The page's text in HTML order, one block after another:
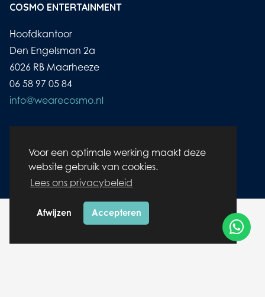
Voor een optimale werking maakt deze
website gebruik van cookies.
Lees ons privacybeleid
Afwijzen Accepteren
COSMO ENTERTAINMENT
Hoofdkantoor
Den Engelsman 2a
6026 RB Maarheeze
06 58 97 05 84
info@wearecosmo.nl
BTW: NL8110.306.35.B.01
Bank: NL82RABO0103 4084 36
© wearecosmo.nl | Alle rechten voorbehouden |